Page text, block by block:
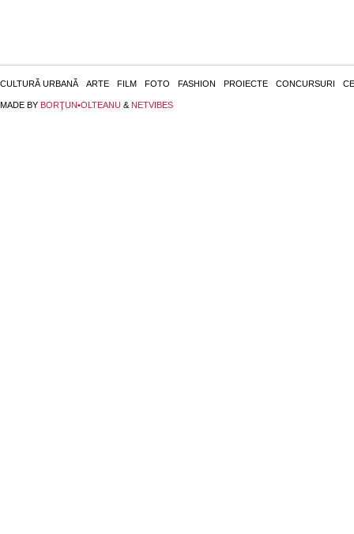
CULTURĂ URBANĂ ARTE FILM FOTO FASHION PROIECTE CONCURSURI
MADE BY BORŢUN•OLTEANU & NETVIBES